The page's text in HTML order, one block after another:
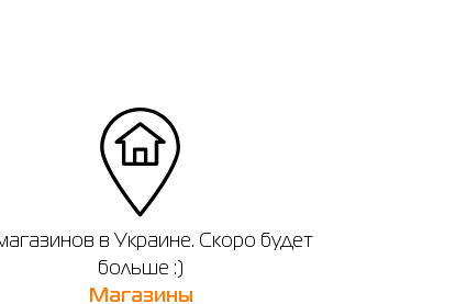
в Украине. Скоро будет
больше :)
Магазины